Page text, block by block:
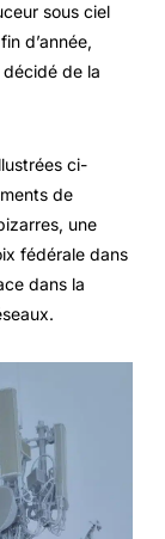
sous ciel
d’année,
de la
ci-
de
une
fédérale dans
dans la